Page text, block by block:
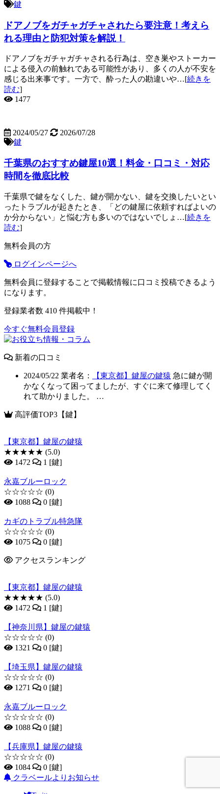
鍵
ドアノブをガチャガチャされたら要注意！考えら
れる理由と防犯対策を解説！
ドアノブをガチャガチャされる行為は、空き巣やストーカー
による侵入の前触れである可能性があり、多くの人が不安を
感じる出来事です。一方で、酔った人の勘違いや…[続きを
読む]
1477
2024/05/27
2026/07/28
鍵
千葉県のおすすめ鍵屋10選！料金・口コミ・対応
時間を徹底比較
千葉県で鍵をなくした、鍵が開かない、鍵を交換したいとい
ったトラブルが起きたとき、「どの鍵屋に依頼すればよいの
か分からない」と悩む方も多いのではないでしょ…[続きを
読む]
無料会員の方
ログインページへ
無料会員に登録することで掲載情報に口コミ投稿できるよう
になります。
登録業者数 410 件掲載中！
今すぐ無料会員登録
新着の口コミ
2024/05/22 業者名： 【東京都】鍵屋の鍵猿 急に鍵が開
かなくなって困ってましたが、すぐに来て修理してく
れて助かりました。 …
高評価TOP3【鍵】
【東京都】鍵屋の鍵猿
★★★★★ (5.0)
1472
1 [鍵]
永嘉ブルーロック
☆☆☆☆☆ (0)
1088
0 [鍵]
カギのトラブル特急隊
☆☆☆☆☆ (0)
1075
0 [鍵]
アクセスランキング
【東京都】鍵屋の鍵猿
★★★★★ (5.0)
1472
1 [鍵]
【神奈川県】鍵屋の鍵猿
☆☆☆☆☆ (0)
1321
0 [鍵]
【埼玉県】鍵屋の鍵猿
☆☆☆☆☆ (0)
1271
0 [鍵]
永嘉ブルーロック
☆☆☆☆☆ (0)
1088
0 [鍵]
【兵庫県】鍵屋の鍵猿
☆☆☆☆☆ (0)
1084
0 [鍵]
クラベールよりお知らせ